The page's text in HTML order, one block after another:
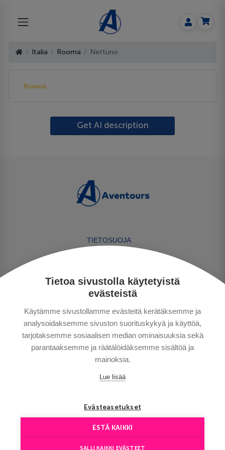
Tietoa sivustolla käytetyistä
evästeistä
Käytämme sivustollamme evästeitä kerätäksemme ja
analysoidaksemme sivuston suorituskykyä ja käyttöä,
tarjotaksemme sosiaalisen median ominaisuuksia sekä
parantaaksemme ja räätälöidäksemme sisältöä ja
mainoksia.
Lue lisää
Evästeasetukset
ESTÄ KAIKKI
SALLI KAIKKI EVÄSTEET
Italia Rooma Nettuno
Kuvaus
Get AI description
TIETOSUOJA
HYVÄ TIETÄÄ